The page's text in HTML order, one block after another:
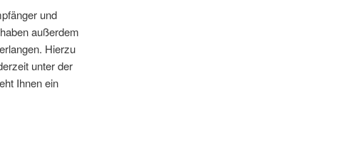
und
außerdem
Hierzu
unter der
Ihnen ein